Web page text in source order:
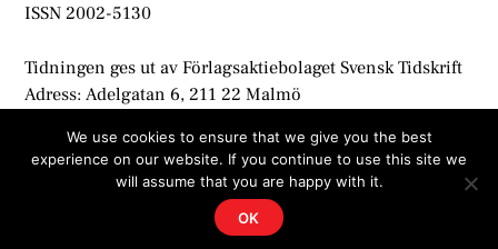
ISSN 2002-5130
Tidningen ges ut av Förlagsaktiebolaget Svensk Tidskrift
Adress: Adelgatan 6, 211 22 Malmö
© Svensk Tidskrift 2021
We use cookies to ensure that we give you the best
experience on our website. If you continue to use this site we
will assume that you are happy with it.
OK